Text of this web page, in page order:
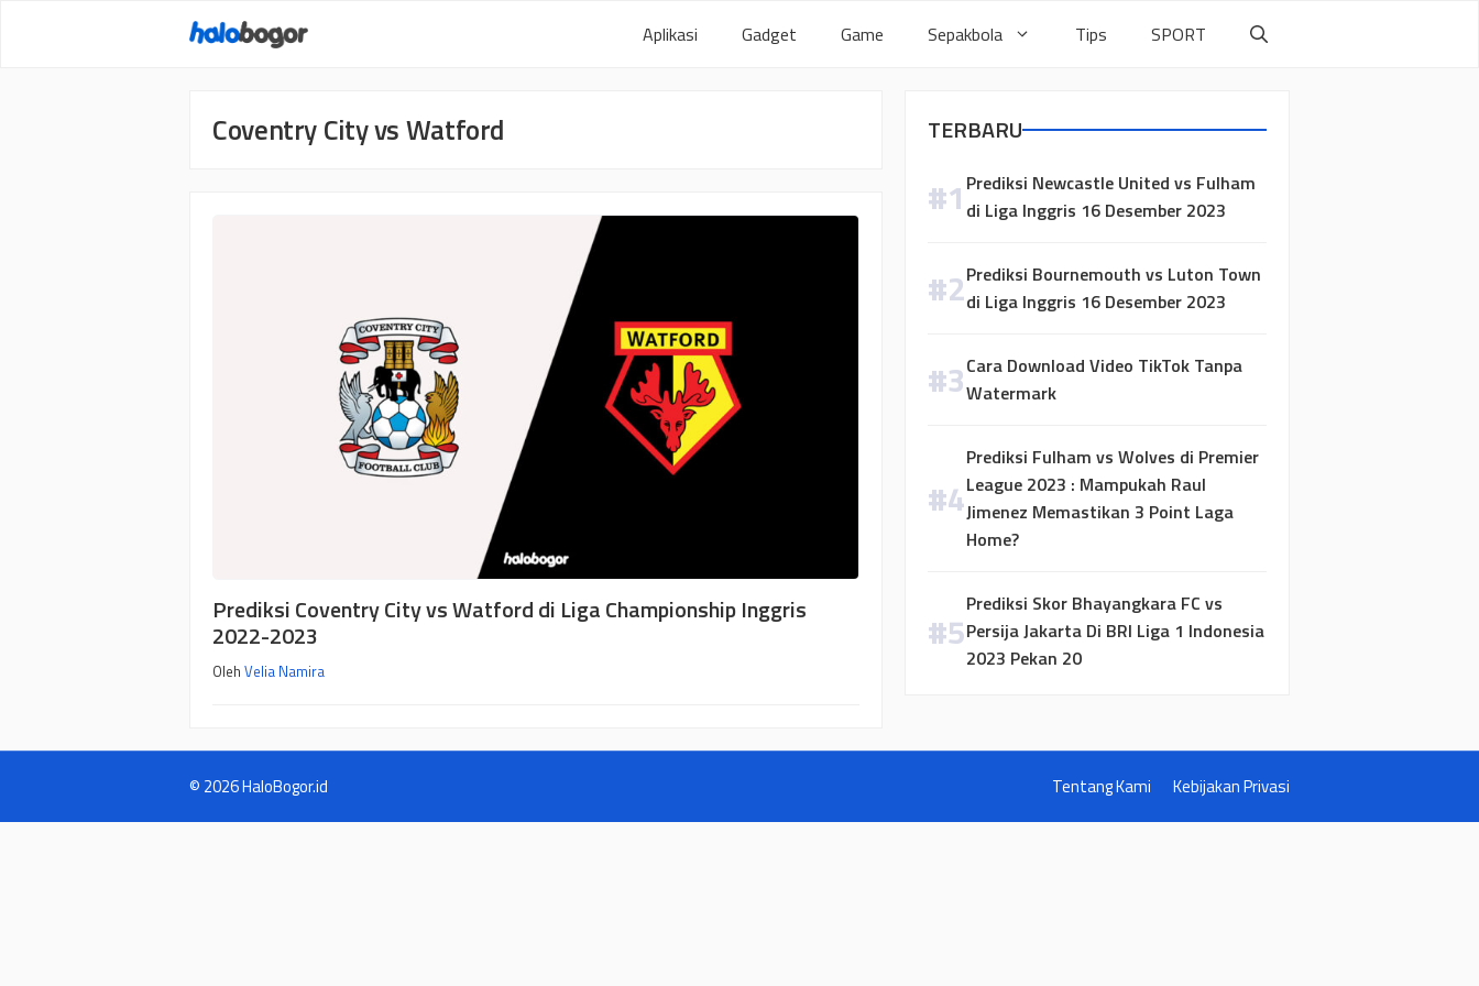
Aplikasi Gadget Game Sepakbola Tips SPORT
Coventry City vs Watford
Prediksi Coventry City vs Watford di Liga Championship Inggris
2022-2023
Oleh Velia Namira
TERBARU
Prediksi Newcastle United vs Fulham
di Liga Inggris 16 Desember 2023
Prediksi Bournemouth vs Luton Town
di Liga Inggris 16 Desember 2023
Cara Download Video TikTok Tanpa
Watermark
Prediksi Fulham vs Wolves di Premier
League 2023 : Mampukah Raul
Jimenez Memastikan 3 Point Laga
Home?
Prediksi Skor Bhayangkara FC vs
Persija Jakarta Di BRI Liga 1 Indonesia
2023 Pekan 20
Tentang Kami Kebijakan Privasi
© 2026 HaloBogor.id